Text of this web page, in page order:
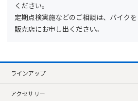
ください。
定期点検実施などのご相談は、バイク
販売店にお申し出ください。
ラインアップ
アクセサリー